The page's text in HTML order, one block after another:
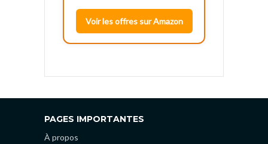
Voir les offres sur Amazon
PAGES IMPORTANTES
À propos